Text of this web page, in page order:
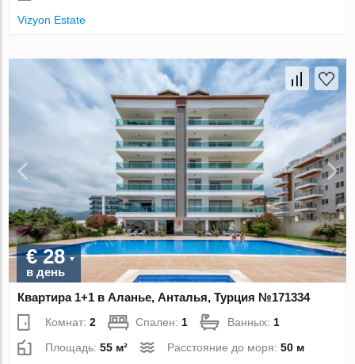
Vizyon Estate
€ 28
в день
Квартира 1+1 в Аланье, Анталья, Турция №171334
Комнат:2 Спален:1 Ванных:1
Площадь:55 м² Расстояние до моря:50 м